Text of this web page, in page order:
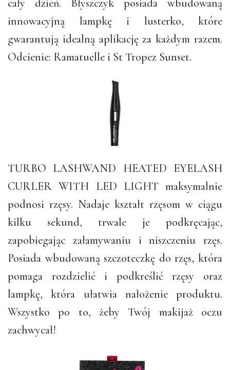
cały dzień. Błyszczyk posiada wbudowaną
innowacyjną lampkę i lusterko, które
gwarantują idealną aplikację za każdym razem.
Odcienie: Ramatuelle i St Tropez Sunset.
TURBO LASHWAND HEATED EYELASH
CURLER WITH LED LIGHT maksymalnie
podnosi rzęsy. Nadaje kształt rzęsom w ciągu
kilku sekund, trwale je podkręcając,
zapobiegając załamywaniu i niszczeniu rzęs.
Posiada wbudowaną szczoteczkę do rzęs, która
pomaga rozdzielić i podkreślić rzęsy oraz
lampkę, która ułatwia nałożenie produktu.
Wszystko po to, żeby Twój makijaż oczu
zachwycał!